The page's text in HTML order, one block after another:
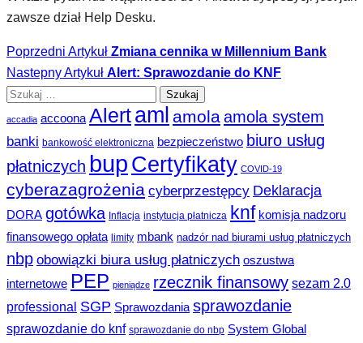
zawsze dział Help Desku.
Poprzedni Artykuł Zmiana cennika w Millennium Bank
Nastepny Artykuł Alert: Sprawozdanie do KNF
Szukaj:
accadia accoona Alertaml amolaamola system
banki bankowość elektroniczna bezpieczeństwo biuro usług
płatniczych bup Certyfikaty COVID-19
cyberazagrożenia cyberprzestępcy Deklaracja
DORA gotówka Inflacja instytucja płatnicza knf komisja nadzoru
finansowego opłata limity mbank nadzór nad biurami usług płatniczych
nbp obowiązki biura usług płatniczych oszustwa
internetowe PEP pieniądze rzecznik finansowy sezam 2.0
professional SGP Sprawozdania sprawozdanie
sprawozdanie do knf sprawozdanie do nbp System Global